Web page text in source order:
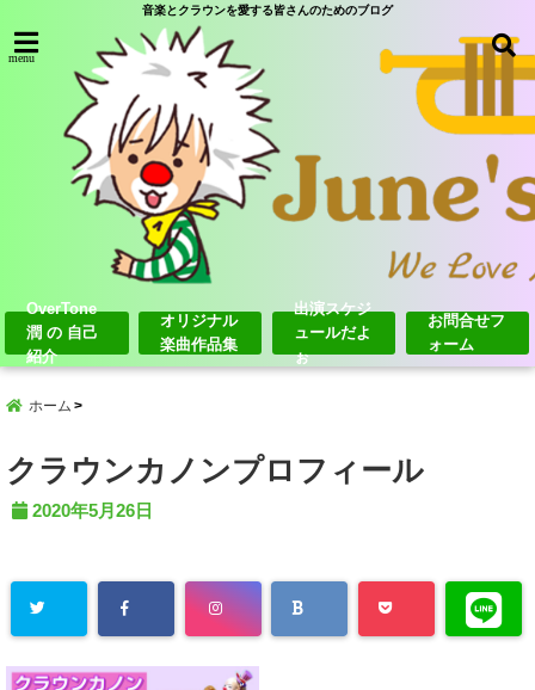
音楽とクラウンを愛する皆さんのためのブログ
menu
OverTone
潤 の 自己
紹介
オリジナル
楽曲作品集
出演スケジ
ュールだよ
ぉ
お問合せフ
ォーム
ホーム
クラウンカノンプロフィール
2020年5月26日